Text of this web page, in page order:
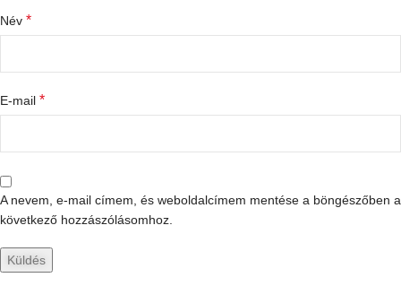
Név *
E-mail *
A nevem, e-mail címem, és weboldalcímem mentése a böngészőben a
következő hozzászólásomhoz.